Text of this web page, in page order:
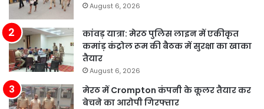
August 6, 2026
कांवड़ यात्रा: मेरठ पुलिस लाइन में एकीकृत
कमांड़ कंट्रोल रूम की बैठक में सुरक्षा का खाका
तैयार
August 6, 2026
मेरठ में Crompton कंपनी के कूलर तैयार कर
बेचने का आरोपी गिरफ्तार